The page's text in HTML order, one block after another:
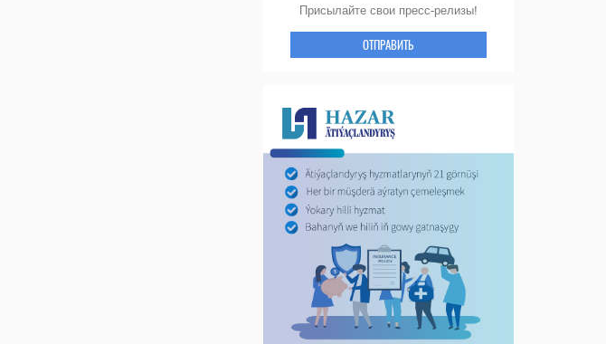
Присылайте свои пресс-релизы!
ОТПРАВИТЬ